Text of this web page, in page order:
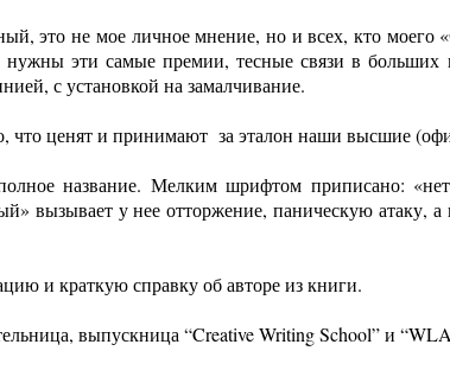
это не мое личное мнение, но и всех, кто
эти самые премии, тесные связи в
с установкой на замалчивание.
что ценят и принимают за эталон наши высшие
название. Мелким шрифтом приписано:
вызывает у нее отторжение, паническую атаку,
и краткую справку об авторе из книги.
выпускница “Creative Writing School” и